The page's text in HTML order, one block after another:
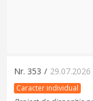
Nr. 353 / 29.07.2026
Caracter individual